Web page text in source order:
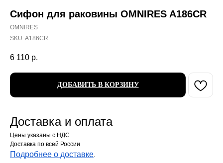
Сифон для раковины OMNIRES A186CR
OMNIRES
SKU:A186CR
6 110 р.
ДОБАВИТЬ В КОРЗИНУ
Доставка и оплата
Цены указаны с НДС
Доставка по всей России
Подробнее о доставке.